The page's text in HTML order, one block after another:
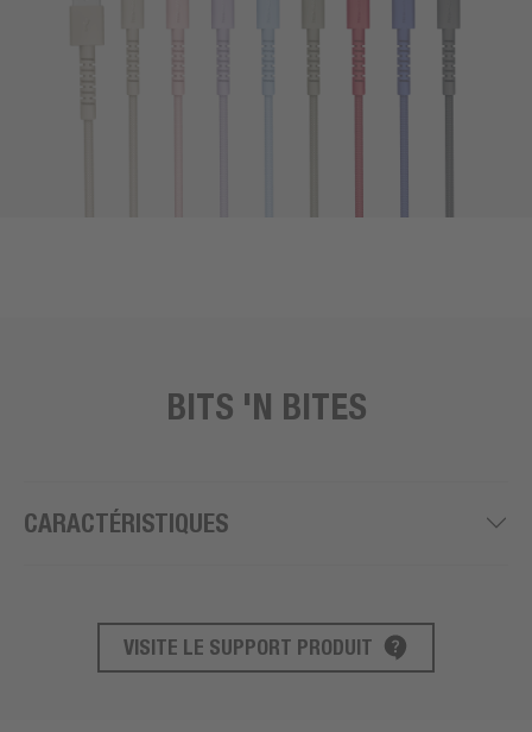
BITS 'N BITES
CARACTÉRISTIQUES
SUPPORT PRODUIT
VISITE LE SUPPORT PRODUIT